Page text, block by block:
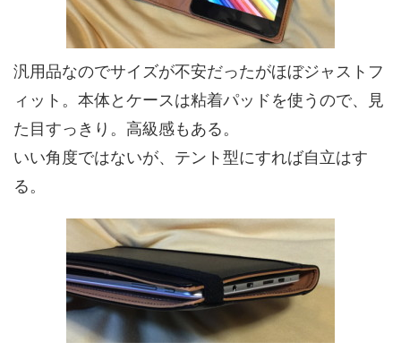
汎用品なのでサイズが不安だったがほぼジャストフ
ィット。本体とケースは粘着パッドを使うので、見
た目すっきり。高級感もある。
いい角度ではないが、テント型にすれば自立はす
る。